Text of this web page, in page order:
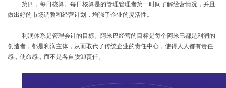
第四，每日核算。每日核算是的管理管理者第一时间了解经营情况，并且
做出好的市场调整和经营计划，增强了企业的灵活性。
利润体系是管理会计的目标。阿米巴经营的目标是每个阿米巴都是利润的
创造者，都是利润主体，从而取代了传统企业的责任中心，使得人人都有责任
感，使命感，而不是各自脱卸责任。